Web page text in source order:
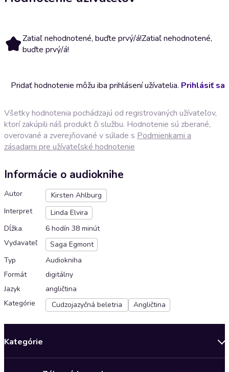
Zatiaľ nehodnotené, buďte prvý/á!Zatiaľ nehodnotené,
buďte prvý/á!
Pridať hodnotenie môžu iba prihlásení užívatelia. Prihlásiť sa
Všetky hodnotenia pochádzajú od registrovaných užívateľov,
ktorí zakúpili náš produkt či službu. Hodnotenie sú zberané,
overované a zverejňované v súlade s Podmienkami a
zásadami pre užívateľské hodnotenie
Informácie o audioknihe
Autor
Kirsten Ahlburg
Interpret
Linda Elvira
Dĺžka
6 hodín 38 minút
Vydavateľ
Saga Egmont
Typ
Audiokniha
Formát
digitálny
Jazyk
angličtina
Kategórie
Cudzojazyčná beletria Angličtina
Kategórie